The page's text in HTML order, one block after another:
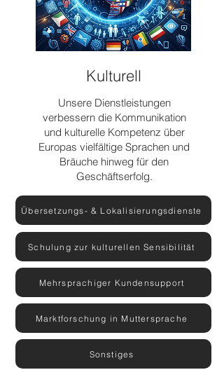
Kulturell
Unsere Dienstleistungen
verbessern die Kommunikation
und kulturelle Kompetenz über
Europas vielfältige Sprachen und
Bräuche hinweg für den
Geschäftserfolg.
Übersetzungs- & Lokalisierungsdienste
Schulung zur kulturellen Sensibilität
Mehrsprachiger Kundensupport
Marktforschung in Muttersprache
Sonstiges